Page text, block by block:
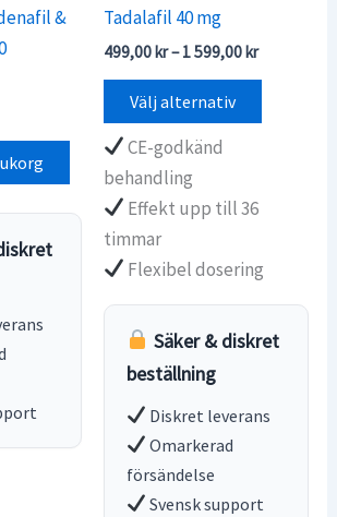
&
Tadalafil 40 mg
499,00kr– 1 599,00kr
Välj alternativ
Den
De
olika
på
CE-godkänd
behandling
Effekt upp till 36
timmar
Flexibel dosering
Säker & diskret
beställning
Diskret leverans
Omarkerad
försändelse
Svensk support